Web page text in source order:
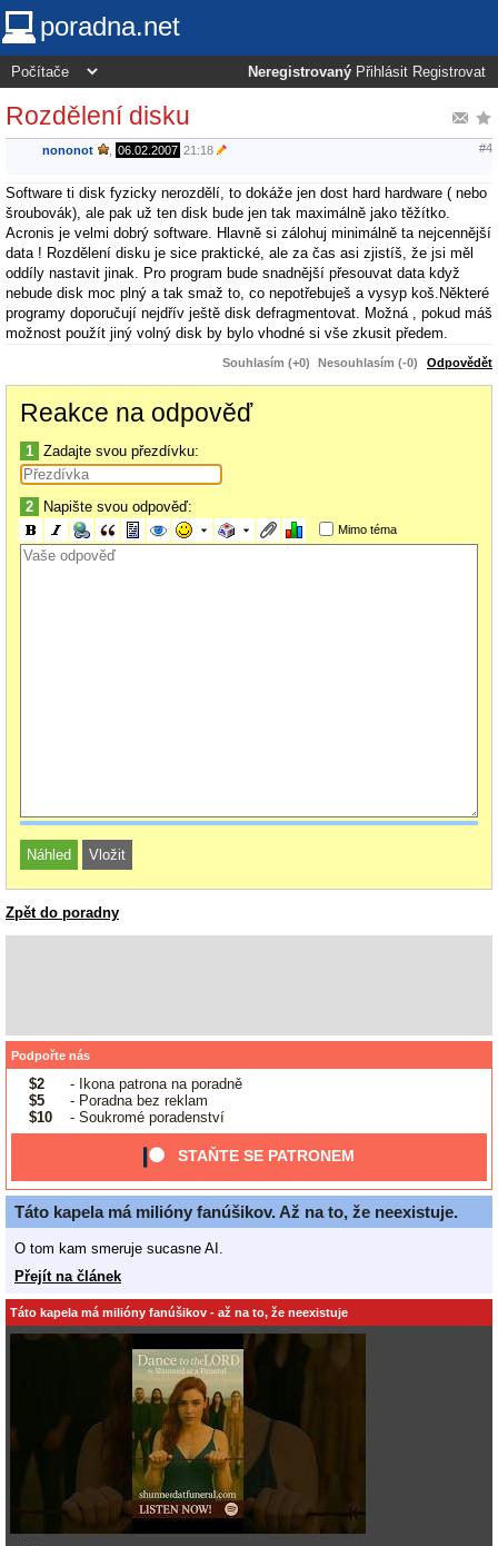
poradna.net
Neregistrovaný Přihlásit Registrovat
Rozdělení disku
nononot 06.02.2007 21:18 #4
Software ti disk fyzicky nerozdělí, to dokáže jen dost hard hardware ( nebo
šroubovák), ale pak už ten disk bude jen tak maximálně jako těžítko.
Acronis je velmi dobrý software. Hlavně si zálohuj minimálně ta nejcennější
data ! Rozdělení disku je sice praktické, ale za čas asi zjistíš, že jsi měl
oddíly nastavit jinak. Pro program bude snadnější přesouvat data když
nebude disk moc plný a tak smaž to, co nepotřebuješ a vysyp koš.Některé
programy doporučují nejdřív ještě disk defragmentovat. Možná , pokud máš
možnost použít jiný volný disk by bylo vhodné si vše zkusit předem.
Souhlasím (+0) Nesouhlasím (-0) Odpovědět
Reakce na odpověď
1 Zadajte svou přezdívku:
2 Napište svou odpověď:
Mimo téma
Zpět do poradny
Podpořte nás
$2
- Ikona patrona na poradně
$5
- Poradna bez reklam
$10
- Soukromé poradenství
STAŇTE SE PATRONEM
Táto kapela má milióny fanúšikov. Až na to, že neexistuje.
O tom kam smeruje sucasne AI.
Přejít na článek
Táto kapela má milióny fanúšikov - až na to, že neexistuje